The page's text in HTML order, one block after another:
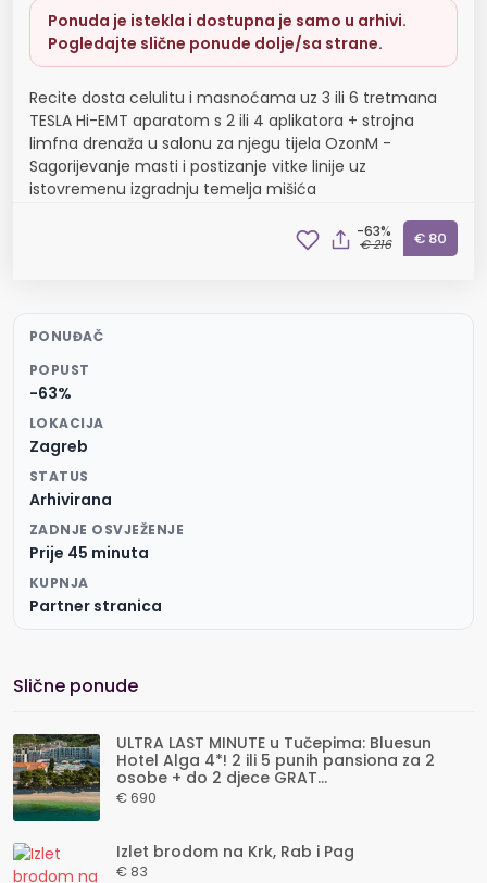
Ponuda je istekla i dostupna je samo u arhivi.
Pogledajte slične ponude dolje/sa strane.
Recite dosta celulitu i masnoćama uz 3 ili 6 tretmana
TESLA Hi-EMT aparatom s 2 ili 4 aplikatora + strojna
limfna drenaža u salonu za njegu tijela OzonM -
Sagorijevanje masti i postizanje vitke linije uz
istovremenu izgradnju temelja mišića
-63%
€ 216 € 80
PONUĐAČ
POPUST
-63%
LOKACIJA
Zagreb
STATUS
Arhivirana
ZADNJE OSVJEŽENJE
Prije 45 minuta
KUPNJA
Partner stranica
Slične ponude
ULTRA LAST MINUTE u Tučepima: Bluesun
Hotel Alga 4*! 2 ili 5 punih pansiona za 2
osobe + do 2 djece GRAT...
€ 690
Izlet brodom na Krk, Rab i Pag
€ 83